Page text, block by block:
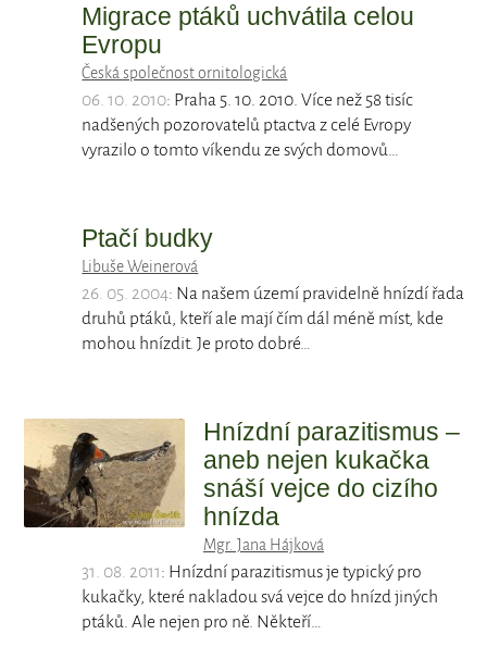
Migrace ptáků uchvátila celou
Evropu
Česká společnost ornitologická
06. 10. 2010: Praha 5. 10. 2010. Více než 58 tisíc
nadšených pozorovatelů ptactva z celé Evropy
vyrazilo o tomto víkendu ze svých domovů…
Ptačí budky
Libuše Weinerová
26. 05. 2004: Na našem území pravidelně hnízdí řada
druhů ptáků, kteří ale mají čím dál méně míst, kde
mohou hnízdit. Je proto dobré…
Hnízdní parazitismus –
aneb nejen kukačka
snáší vejce do cizího
hnízda
Mgr. Jana Hájková
31. 08. 2011: Hnízdní parazitismus je typický pro
kukačky, které nakladou svá vejce do hnízd jiných
ptáků. Ale nejen pro ně. Někteří…